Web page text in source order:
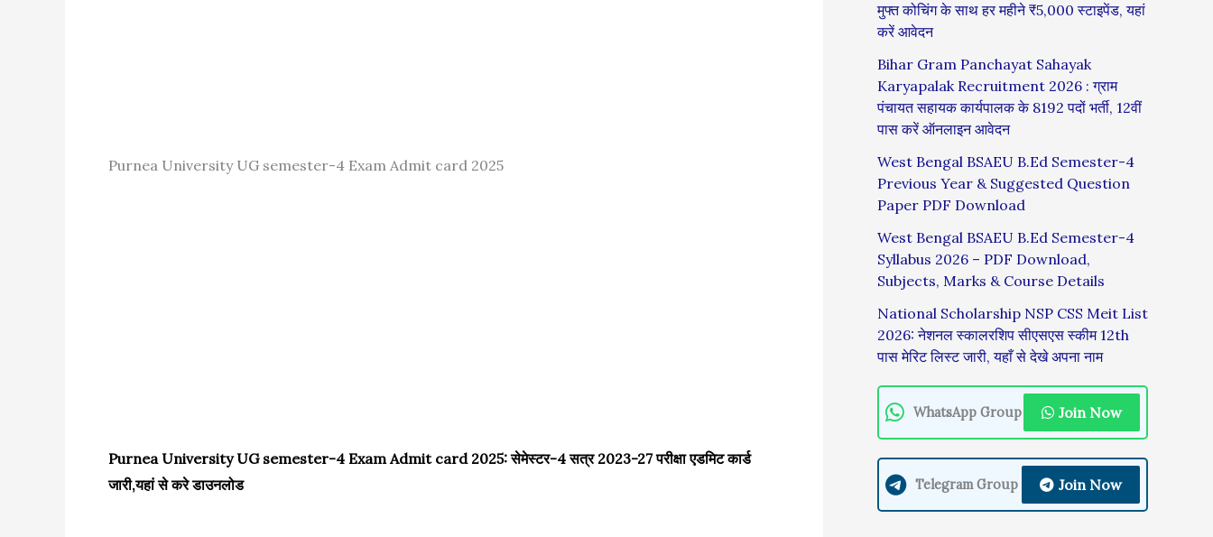
Purnea University UG semester-4 Exam Admit card 2025
Purnea University UG semester-4 Exam Admit card 2025: सेमेस्टर-4 सत्र 2023-27 परीक्षा एडमिट कार्ड
जारी,यहां से करे डाउनलोड
मुफ्त कोचिंग के साथ हर महीने ₹5,000 स्टाइपेंड, यहां
करें आवेदन
Bihar Gram Panchayat Sahayak
Karyapalak Recruitment 2026 : ग्राम
पंचायत सहायक कार्यपालक के 8192 पदों भर्ती, 12वीं
पास करें ऑनलाइन आवेदन
West Bengal BSAEU B.Ed Semester-4
Previous Year & Suggested Question
Paper PDF Download
West Bengal BSAEU B.Ed Semester-4
Syllabus 2026 – PDF Download,
Subjects, Marks & Course Details
National Scholarship NSP CSS Meit List
2026: नेशनल स्कालरशिप सीएसएस स्कीम 12th
पास मेरिट लिस्ट जारी, यहाँ से देखे अपना नाम
WhatsApp Group Join Now
Telegram Group Join Now